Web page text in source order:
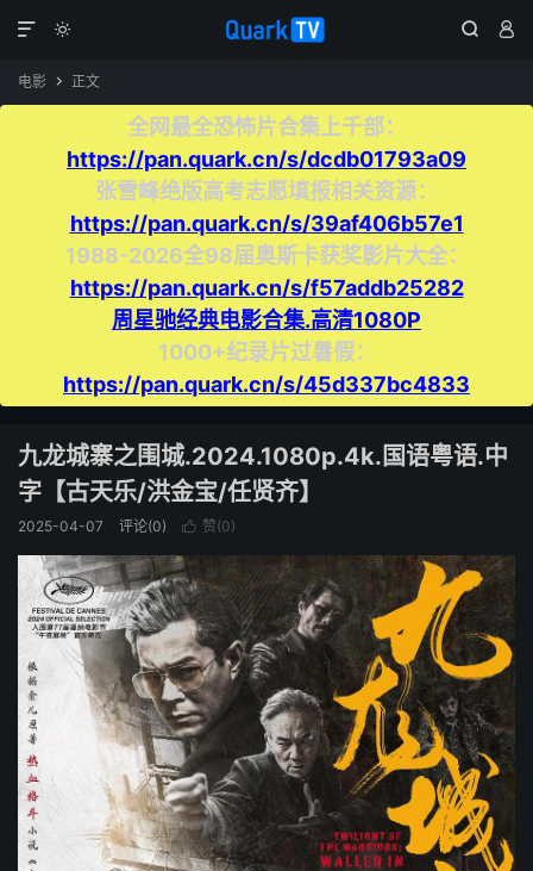
  

电影  正文
全网最全恐怖片合集上千部：
https://pan.quark.cn/s/dcdb01793a09
张雪峰绝版高考志愿填报相关资源：
https://pan.quark.cn/s/39af406b57e1
1988-2026全98届奥斯卡获奖影片大全：
https://pan.quark.cn/s/f57addb25282
周星驰经典电影合集.高清1080P
1000+纪录片过暑假：
https://pan.quark.cn/s/45d337bc4833
九龙城寨之围城.2024.1080p.4k.国语粤语.中
字【古天乐/洪金宝/任贤齐】
2025-04-07 评论(0)  赞(0)